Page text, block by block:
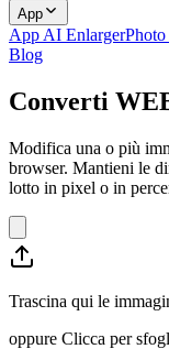
App
App AI Enlarger
Blog
Converti
Modifica una o più
browser. Mantieni le
lotto in pixel o in
Trascina qui le
oppure Clicca per